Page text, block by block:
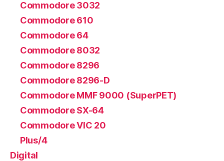
Commodore 3032
Commodore 610
Commodore 64
Commodore 8032
Commodore 8296
Commodore 8296-D
Commodore MMF 9000 (SuperPET)
Commodore SX-64
Commodore VIC 20
Plus/4
Digital